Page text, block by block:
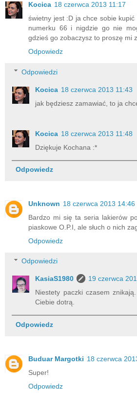
Kocica 18 czerwca 2013 11:17
świetny jest :D ja chce sobie
numerku 66 i nigdzie go nie
gdzieś go zobaczysz to proszę mi
Odpowiedz
Odpowiedzi
Kocica 18 czerwca 2013 11:43
jak będziesz zamawiać, to ja
Kocica 18 czerwca 2013 11:48
Dziękuje Kochana :*
Odpowiedz
Unknown 18 czerwca 2013 14:46
Bardzo mi się ta seria lakierów
piaskowe O.P.I, ale słuch o nich
Odpowiedz
Odpowiedzi
KasiaS1980
19 czerwca
Niestety paczki czasem
Ciebie dotrą.
Odpowiedz
Buduar Margotki 18 czerwca
Super!
Odpowiedz